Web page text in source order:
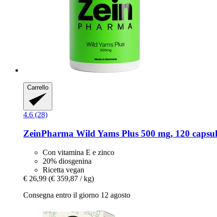
Carrello
4.6 (28)
ZeinPharma Wild Yams Plus 500 mg, 120
Con vitamina E e zinco
20% diosgenina
Ricetta vegan
€ 26,99 (€ 359,87 / kg)
Consegna entro il giorno 12 agosto